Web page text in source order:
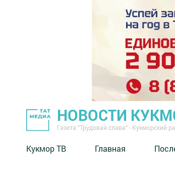
НОВОСТИ
Газета "Трудовая слава" - Кукморский
Кукмор ТВ Главная